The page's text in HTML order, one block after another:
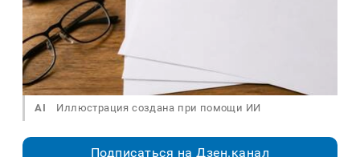
AI Иллюстрация создана при помощи ИИ
Подписаться на Дзен.канал